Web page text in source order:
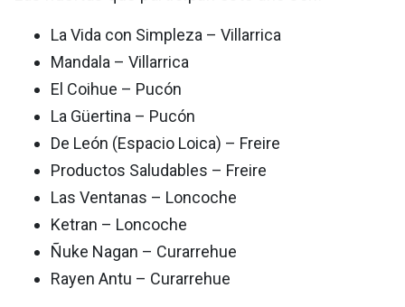
La Vida con Simpleza – Villarrica
Mandala – Villarrica
El Coihue – Pucón
La Güertina – Pucón
De León (Espacio Loica) – Freire
Productos Saludables – Freire
Las Ventanas – Loncoche
Ketran – Loncoche
Ñuke Nagan – Curarrehue
Rayen Antu – Curarrehue